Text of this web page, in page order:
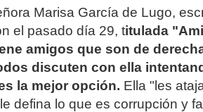
Marisa García de Lugo,
el pasado día 29, titulada
amigos que son de
discuten con ella
la mejor opción. Ella "les
defina lo que es corrupción y